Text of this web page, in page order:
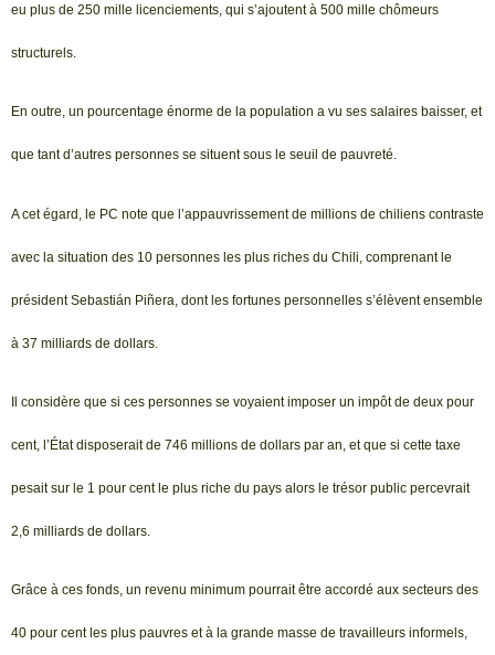
eu plus de 250 mille licenciements, qui s’ajoutent à 500 mille chômeurs
structurels.
En outre, un pourcentage énorme de la population a vu ses salaires baisser, et
que tant d’autres personnes se situent sous le seuil de pauvreté.
A cet égard, le PC note que l’appauvrissement de millions de chiliens contraste
avec la situation des 10 personnes les plus riches du Chili, comprenant le
président Sebastián Piñera, dont les fortunes personnelles s’élèvent ensemble
à 37 milliards de dollars.
Il considère que si ces personnes se voyaient imposer un impôt de deux pour
cent, l’État disposerait de 746 millions de dollars par an, et que si cette taxe
pesait sur le 1 pour cent le plus riche du pays alors le trésor public percevrait
2,6 milliards de dollars.
Grâce à ces fonds, un revenu minimum pourrait être accordé aux secteurs des
40 pour cent les plus pauvres et à la grande masse de travailleurs informels,